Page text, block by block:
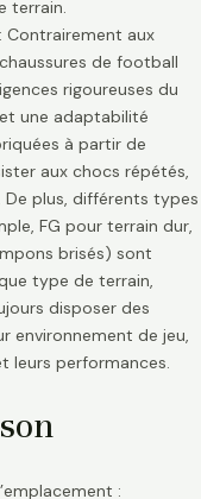
terrain.
Contrairement aux
de football
rigoureuses du
une adaptabilité
à partir de
aux chocs répétés,
plus, différents types
FG pour terrain dur,
brisés) sont
type de terrain,
disposer des
environnement de jeu,
leurs performances.
: